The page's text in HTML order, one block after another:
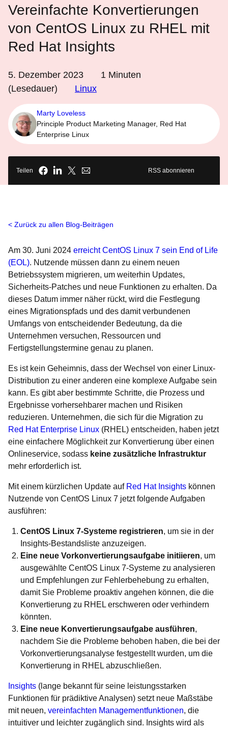
Vereinfachte Konvertierungen
von CentOS Linux zu RHEL mit
Red Hat Insights
5. Dezember 2023 1 Minuten
(Lesedauer)
Linux
Marty Loveless
Principle Product Marketing Manager, Red Hat
Enterprise Linux
Teilen RSS abonnieren
Zurück zu allen Blog-Beiträgen
Am 30. Juni 2024 erreicht CentOS Linux 7 sein End of Life
(EOL). Nutzende müssen dann zu einem neuen
Betriebssystem migrieren, um weiterhin Updates,
Sicherheits-Patches und neue Funktionen zu erhalten. Da
dieses Datum immer näher rückt, wird die Festlegung
eines Migrationspfads und des damit verbundenen
Umfangs von entscheidender Bedeutung, da die
Unternehmen versuchen, Ressourcen und
Fertigstellungstermine genau zu planen.
Es ist kein Geheimnis, dass der Wechsel von einer Linux-
Distribution zu einer anderen eine komplexe Aufgabe sein
kann. Es gibt aber bestimmte Schritte, die Prozess und
Ergebnisse vorhersehbarer machen und Risiken
reduzieren. Unternehmen, die sich für die Migration zu
Red Hat Enterprise Linux (RHEL) entscheiden, haben jetzt
eine einfachere Möglichkeit zur Konvertierung über einen
Onlineservice, sodass keine zusätzliche Infrastruktur
mehr erforderlich ist.
Mit einem kürzlichen Update auf Red Hat Insights können
Nutzende von CentOS Linux 7 jetzt folgende Aufgaben
ausführen:
CentOS Linux 7-Systeme registrieren, um sie in der
Insights-Bestandsliste anzuzeigen.
Eine neue Vorkonvertierungsaufgabe initiieren, um
ausgewählte CentOS Linux 7-Systeme zu analysieren
und Empfehlungen zur Fehlerbehebung zu erhalten,
damit Sie Probleme proaktiv angehen können, die die
Konvertierung zu RHEL erschweren oder verhindern
könnten.
Eine neue Konvertierungsaufgabe ausführen,
nachdem Sie die Probleme behoben haben, die bei der
Vorkonvertierungsanalyse festgestellt wurden, um die
Konvertierung in RHEL abzuschließen.
Insights (lange bekannt für seine leistungsstarken
Funktionen für prädiktive Analysen) setzt neue Maßstäbe
mit neuen, vereinfachten Managementfunktionen, die
intuitiver und leichter zugänglich sind. Insights wird als